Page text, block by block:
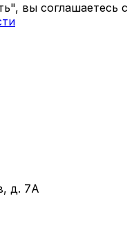
вы соглашаетесь с
д. 7А